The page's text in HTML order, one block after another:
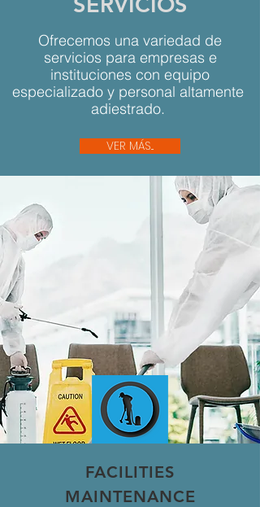
Ofrecemos una variedad de
servicios para empresas e
instituciones con equipo
especializado y personal altamente
adiestrado.
VER MÁS...
FACILITIES
MAINTENANCE